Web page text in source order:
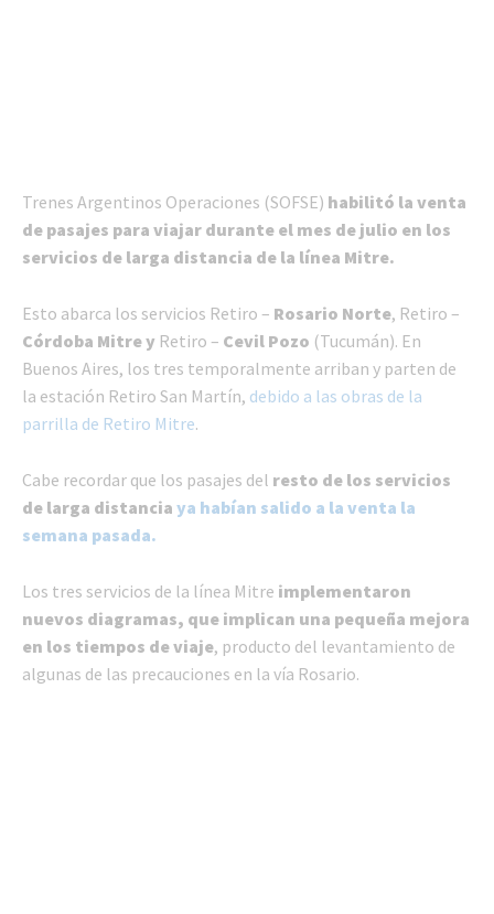
Trenes Argentinos Operaciones (SOFSE) habilitó la venta
de pasajes para viajar durante el mes de julio en los
servicios de larga distancia de la línea Mitre.
Esto abarca los servicios Retiro – Rosario Norte, Retiro –
Córdoba Mitre y Retiro – Cevil Pozo (Tucumán). En
Buenos Aires, los tres temporalmente arriban y parten de
la estación Retiro San Martín, debido a las obras de la
parrilla de Retiro Mitre.
Cabe recordar que los pasajes del resto de los servicios
de larga distancia ya habían salido a la venta la
semana pasada.
Los tres servicios de la línea Mitre implementaron
nuevos diagramas, que implican una pequeña mejora
en los tiempos de viaje, producto del levantamiento de
algunas de las precauciones en la vía Rosario.